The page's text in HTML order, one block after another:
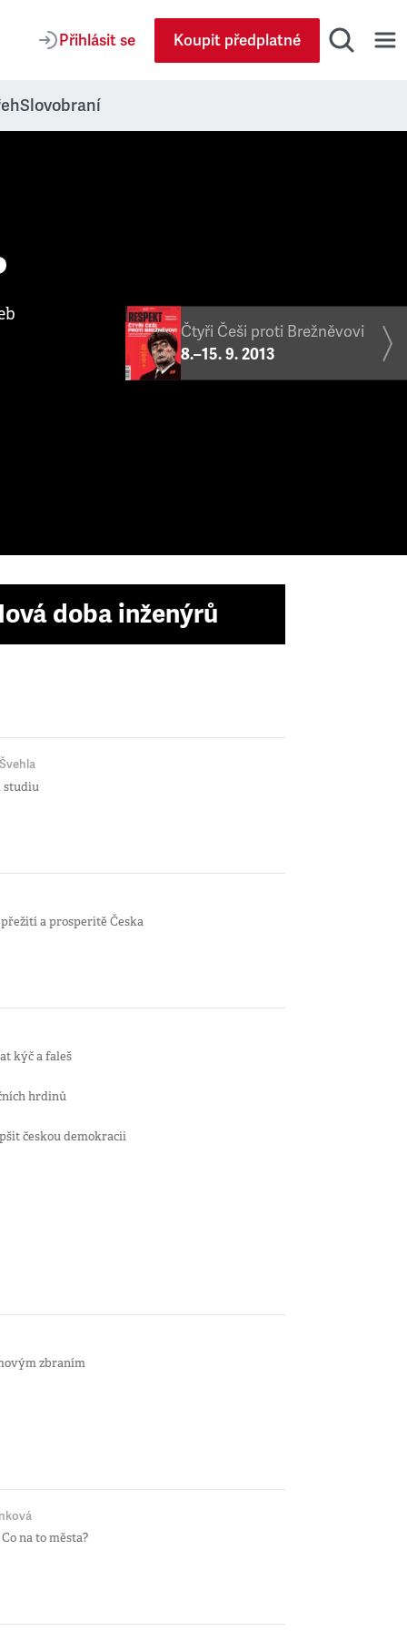
Přihlásit se Koupit předplatné
Slovobraní
Čtyři Češi proti Brežněvovi
8.–15. 9. 2013
doba inženýrů
studiu
a prosperitě Česka
kýč a faleš
hrdinů
českou demokracii
zbraním
na to města?